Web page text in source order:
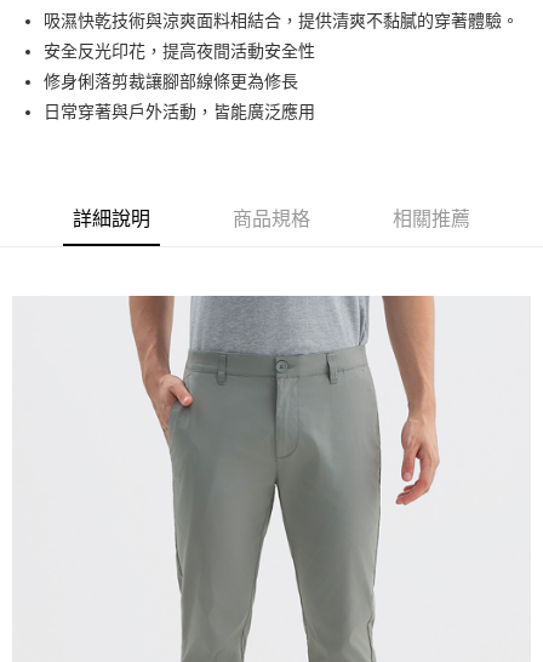
悠遊付
Google Pay
貨到付款
付款後全家取貨
免運費
付款後7-11取貨
每筆NT$130，滿NT$1,000(含以上)免運費
吸濕快乾技術與涼爽面料相結合，提供清爽不黏膩的穿著體驗。
安全反光印花，提高夜間活動安全性
修身俐落剪裁讓腳部線條更為修長
日常穿著與戶外活動，皆能廣泛應用
詳細說明 商品規格 相關推薦